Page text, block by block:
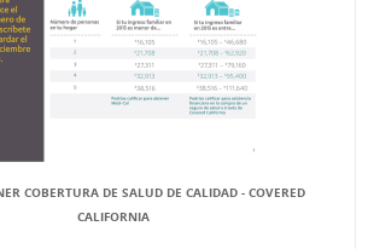
COBERTURA DE SALUD DE CALIDAD - COVERED
CALIFORNIA